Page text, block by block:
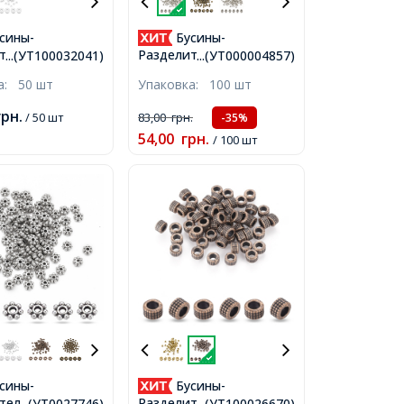
...(УТ100032041)
Латунные
2мм,
50 шт
/ 50 шт
...(УТ000004857)
Бусины-
Разделители,
Биконус, Античное
Серебро, 4х4.5мм,
Отверстие 1мм,
Упаковка: 100 шт
83,00грн. -35%
54,00 грн. / 100 шт
Бусины-